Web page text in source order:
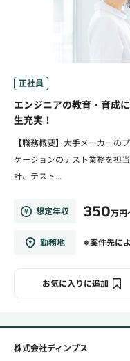
正社員
エンジニアの教育・育成
生充実！
【職務概要】大手メーカーの
ケーションのテスト業務を担
計、テスト...
想定年収 350万円
勤務地 ※案件先に
お気に入りに追加
株式会社ディンプス